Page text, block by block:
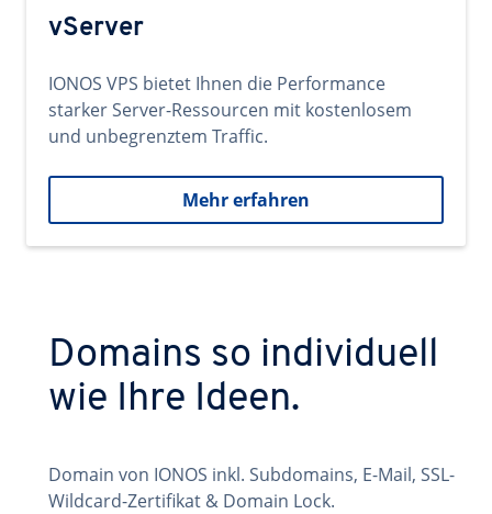
vServer
IONOS VPS bietet Ihnen die Performance
starker Server-Ressourcen mit kostenlosem
und unbegrenztem Traffic.
Mehr erfahren
Domains so individuell
wie Ihre Ideen.
Domain von IONOS inkl. Subdomains, E-Mail, SSL-
Wildcard-Zertifikat & Domain Lock.